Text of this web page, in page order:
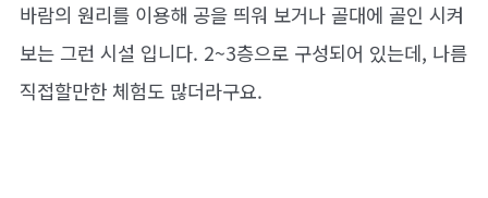
바람의 원리를 이용해 공을 띄워 보거나 골대에 골인 시켜
보는 그런 시설 입니다. 2~3층으로 구성되어 있는데, 나름
직접할만한 체험도 많더라구요.